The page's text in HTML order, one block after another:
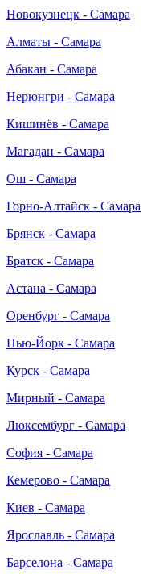
Новокузнецк - Самара
Алматы - Самара
Абакан - Самара
Нерюнгри - Самара
Кишинёв - Самара
Магадан - Самара
Ош - Самара
Горно-Алтайск - Самара
Брянск - Самара
Братск - Самара
Астана - Самара
Оренбург - Самара
Нью-Йорк - Самара
Курск - Самара
Мирный - Самара
Люксембург - Самара
София - Самара
Кемерово - Самара
Киев - Самара
Ярославль - Самара
Барселона - Самара